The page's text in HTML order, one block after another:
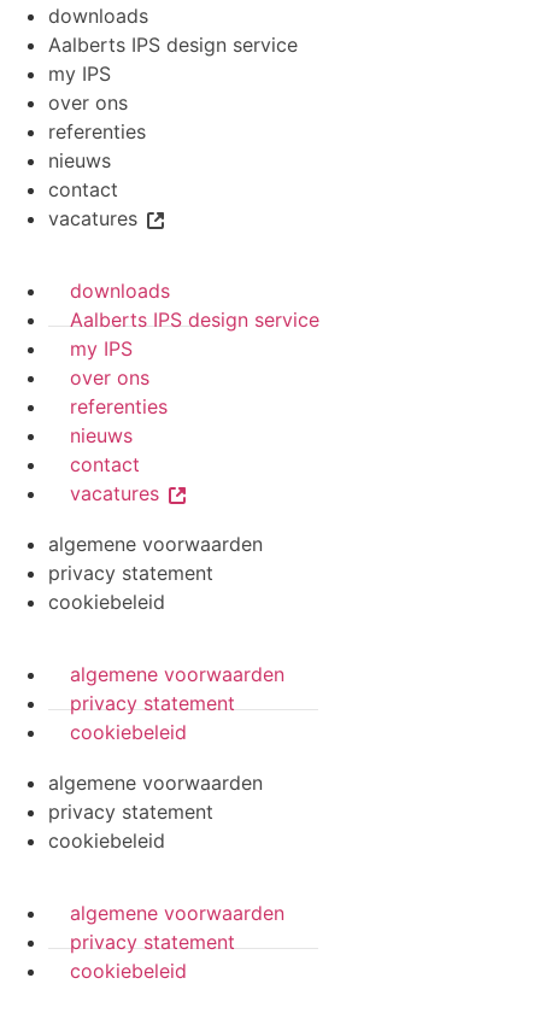
downloads
Aalberts IPS design service
my IPS
over ons
referenties
nieuws
contact
vacatures
downloads
Aalberts IPS design service
my IPS
over ons
referenties
nieuws
contact
vacatures
algemene voorwaarden
privacy statement
cookiebeleid
algemene voorwaarden
privacy statement
cookiebeleid
algemene voorwaarden
privacy statement
cookiebeleid
algemene voorwaarden
privacy statement
cookiebeleid